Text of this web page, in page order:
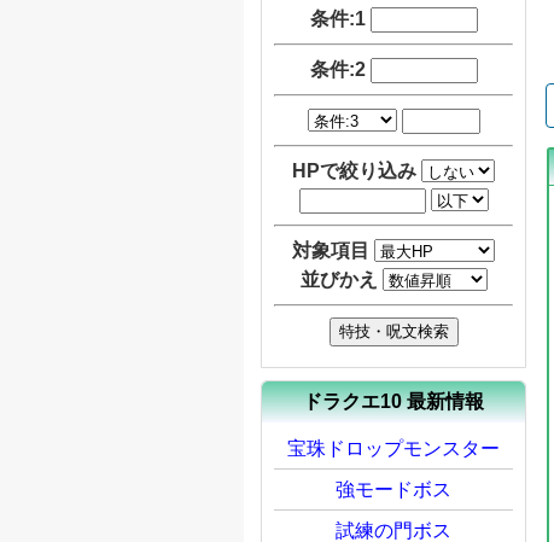
条件:1
条件:2
HPで絞り込み
対象項目
並びかえ
ドラクエ10 最新情報
宝珠ドロップモンスター
強モードボス
試練の門ボス